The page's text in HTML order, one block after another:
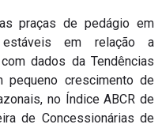
praças de pedágio em
estáveis em relação a
dados da Tendências
pequeno crescimento de
no Índice ABCR de
de Concessionárias de